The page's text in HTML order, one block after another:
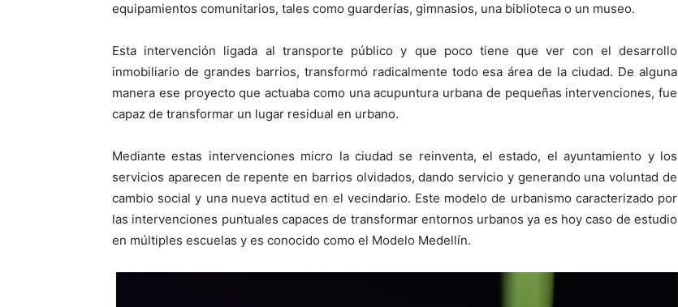
equipamientos comunitarios, tales como guarderías, gimnasios, una biblioteca o un museo.
Esta intervención ligada al transporte público y que poco tiene que ver con el desarrollo
inmobiliario de grandes barrios, transformó radicalmente todo esa área de la ciudad. De alguna
manera ese proyecto que actuaba como una acupuntura urbana de pequeñas intervenciones, fue
capaz de transformar un lugar residual en urbano.
Mediante estas intervenciones micro la ciudad se reinventa, el estado, el ayuntamiento y los
servicios aparecen de repente en barrios olvidados, dando servicio y generando una voluntad de
cambio social y una nueva actitud en el vecindario. Este modelo de urbanismo caracterizado por
las intervenciones puntuales capaces de transformar entornos urbanos ya es hoy caso de estudio
en múltiples escuelas y es conocido como el Modelo Medellín.